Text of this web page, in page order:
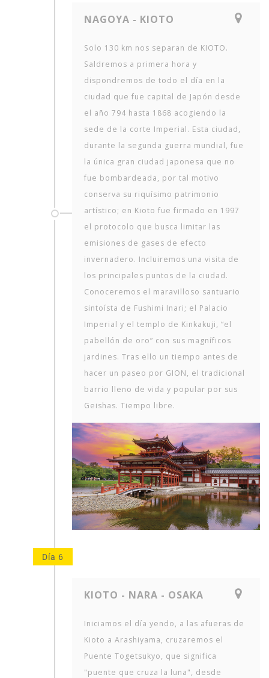
NAGOYA - KIOTO
Solo 130 km nos separan de KIOTO.
Saldremos a primera hora y
dispondremos de todo el día en la
ciudad que fue capital de Japón desde
el año 794 hasta 1868 acogiendo la
sede de la corte Imperial. Esta ciudad,
durante la segunda guerra mundial, fue
la única gran ciudad japonesa que no
fue bombardeada, por tal motivo
conserva su riquísimo patrimonio
artístico; en Kioto fue firmado en 1997
el protocolo que busca limitar las
emisiones de gases de efecto
invernadero. Incluiremos una visita de
los principales puntos de la ciudad.
Conoceremos el maravilloso santuario
sintoísta de Fushimi Inari; el Palacio
Imperial y el templo de Kinkakuji, “el
pabellón de oro” con sus magníficos
jardines. Tras ello un tiempo antes de
hacer un paseo por GION, el tradicional
barrio lleno de vida y popular por sus
Geishas. Tiempo libre.
Día 6
KIOTO - NARA - OSAKA
Iniciamos el día yendo, a las afueras de
Kioto a Arashiyama, cruzaremos el
Puente Togetsukyo, que significa
"puente que cruza la luna", desde